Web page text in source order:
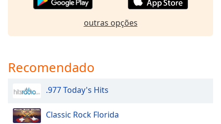
outras opções
Recomendado
.977 Today's Hits
Classic Rock Florida